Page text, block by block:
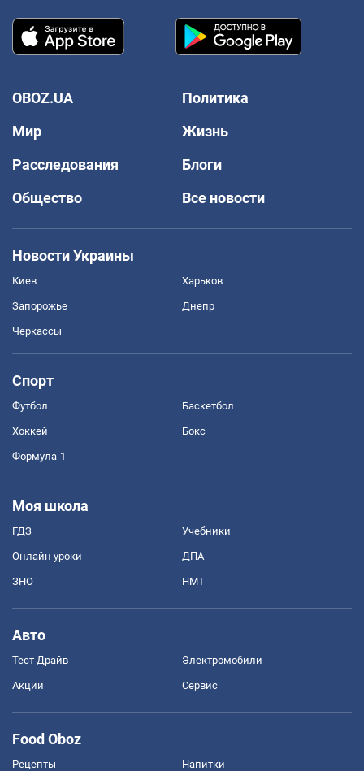
OBOZ.UA
Политика
Мир
Жизнь
Расследования
Блоги
Общество
Все новости
Новости Украины
Киев Харьков
Запорожье Днепр
Черкассы
Спорт
Футбол Баскетбол
Хоккей Бокс
Формула-1
Моя школа
ГДЗ Учебники
Онлайн уроки ДПА
ЗНО НМТ
Авто
Тест Драйв Электромобили
Акции Сервис
Food Oboz
Рецепты Напитки